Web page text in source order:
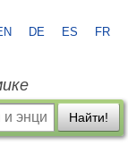
DE ES FR
Найти!